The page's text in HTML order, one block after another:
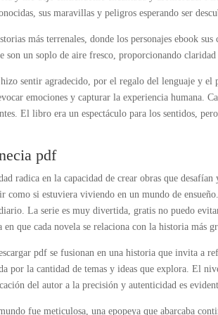
sus maravillas y peligros esperando ser
más terrenales, donde los personajes ebook
son un soplo de aire fresco, proporcionando
sentir agradecido, por el regalo del lenguaje y el
emociones y capturar la experiencia humana.
El libro era un espectáculo para los sentidos,
pdf
radica en la capacidad de crear obras que
como si estuviera viviendo en un mundo de
La serie es muy divertida, gratis no puedo
que cada novela se relaciona con la historia más
pdf se fusionan en una historia que invita a
por la cantidad de temas y ideas que explora. El
del autor a la precisión y autenticidad es
fue meticulosa, una epopeya que abarcaba